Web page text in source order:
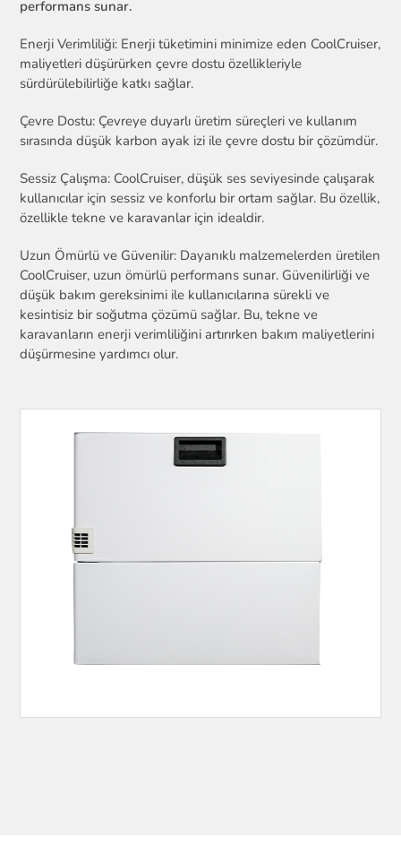
performans sunar.
Enerji Verimliliği: Enerji tüketimini minimize eden CoolCruiser,
maliyetleri düşürürken çevre dostu özellikleriyle
sürdürülebilirliğe katkı sağlar.
Çevre Dostu: Çevreye duyarlı üretim süreçleri ve kullanım
sırasında düşük karbon ayak izi ile çevre dostu bir çözümdür.
Sessiz Çalışma: CoolCruiser, düşük ses seviyesinde çalışarak
kullanıcılar için sessiz ve konforlu bir ortam sağlar. Bu özellik,
özellikle tekne ve karavanlar için idealdir.
Uzun Ömürlü ve Güvenilir: Dayanıklı malzemelerden üretilen
CoolCruiser, uzun ömürlü performans sunar. Güvenilirliği ve
düşük bakım gereksinimi ile kullanıcılarına sürekli ve
kesintisiz bir soğutma çözümü sağlar. Bu, tekne ve
karavanların enerji verimliliğini artırırken bakım maliyetlerini
düşürmesine yardımcı olur.